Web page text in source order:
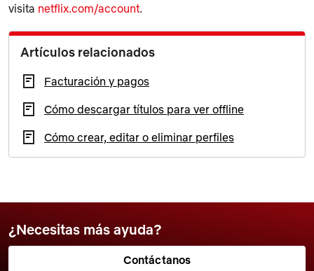
visita netflix.com/account.
Artículos relacionados
Facturación y pagos
Cómo descargar títulos para ver offline
Cómo crear, editar o eliminar perfiles
¿Necesitas más ayuda?
Contáctanos